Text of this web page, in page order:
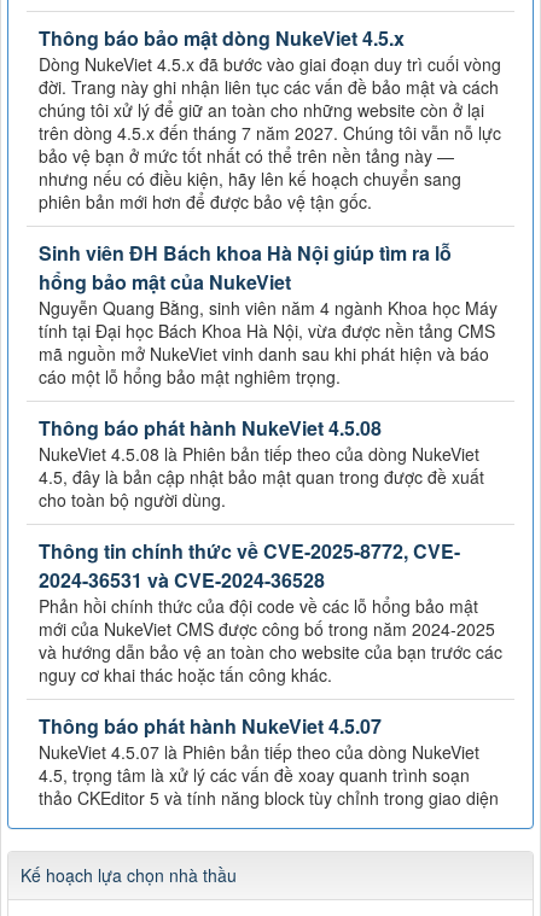
Thông báo bảo mật dòng NukeViet 4.5.x
Dòng NukeViet 4.5.x đã bước vào giai đoạn duy trì cuối vòng
đời. Trang này ghi nhận liên tục các vấn đề bảo mật và cách
chúng tôi xử lý để giữ an toàn cho những website còn ở lại
trên dòng 4.5.x đến tháng 7 năm 2027. Chúng tôi vẫn nỗ lực
bảo vệ bạn ở mức tốt nhất có thể trên nền tảng này —
nhưng nếu có điều kiện, hãy lên kế hoạch chuyển sang
phiên bản mới hơn để được bảo vệ tận gốc.
Sinh viên ĐH Bách khoa Hà Nội giúp tìm ra lỗ
hổng bảo mật của NukeViet
Nguyễn Quang Bằng, sinh viên năm 4 ngành Khoa học Máy
tính tại Đại học Bách Khoa Hà Nội, vừa được nền tảng CMS
mã nguồn mở NukeViet vinh danh sau khi phát hiện và báo
cáo một lỗ hổng bảo mật nghiêm trọng.
Thông báo phát hành NukeViet 4.5.08
NukeViet 4.5.08 là Phiên bản tiếp theo của dòng NukeViet
4.5, đây là bản cập nhật bảo mật quan trong được đề xuất
cho toàn bộ người dùng.
Thông tin chính thức về CVE-2025-8772, CVE-
2024-36531 và CVE-2024-36528
Phản hồi chính thức của đội code về các lỗ hổng bảo mật
mới của NukeViet CMS được công bố trong năm 2024-2025
và hướng dẫn bảo vệ an toàn cho website của bạn trước các
nguy cơ khai thác hoặc tấn công khác.
Thông báo phát hành NukeViet 4.5.07
NukeViet 4.5.07 là Phiên bản tiếp theo của dòng NukeViet
4.5, trọng tâm là xử lý các vấn đề xoay quanh trình soạn
thảo CKEditor 5 và tính năng block tùy chỉnh trong giao diện
Kế hoạch lựa chọn nhà thầu